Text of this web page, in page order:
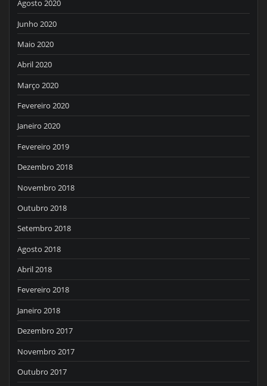
Agosto 2020
Junho 2020
Maio 2020
Abril 2020
Março 2020
Fevereiro 2020
Janeiro 2020
Fevereiro 2019
Dezembro 2018
Novembro 2018
Outubro 2018
Setembro 2018
Agosto 2018
Abril 2018
Fevereiro 2018
Janeiro 2018
Dezembro 2017
Novembro 2017
Outubro 2017